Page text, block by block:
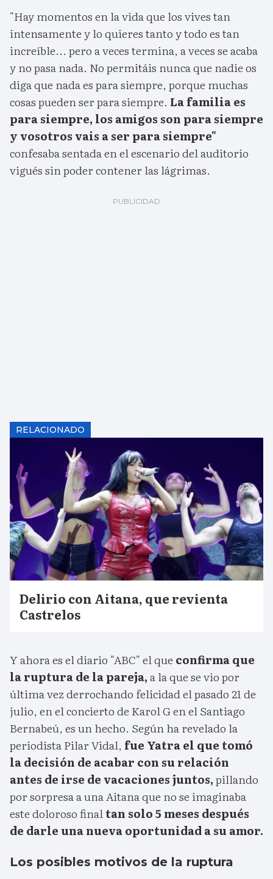
"Hay momentos en la vida que los vives tan
intensamente y lo quieres tanto y todo es tan
increíble... pero a veces termina, a veces se acaba
y no pasa nada. No permitáis nunca que nadie os
diga que nada es para siempre, porque muchas
cosas pueden ser para siempre. La familia es
para siempre, los amigos son para siempre
y vosotros vais a ser para siempre"
confesaba sentada en el escenario del auditorio
vigués sin poder contener las lágrimas.
RELACIONADO
Delirio con Aitana, que revienta
Castrelos
Y ahora es el diario "ABC" el que confirma que
la ruptura de la pareja,a la que se vio por
última vez derrochando felicidad el pasado 21 de
julio, en el concierto de Karol G en el Santiago
Bernabeú, es un hecho. Según ha revelado la
periodista Pilar Vidal, fue Yatra el que tomó
la decisión de acabar con su relación
antes de irse de vacaciones juntos,pillando
por sorpresa a una Aitana que no se imaginaba
este doloroso finaltan solo 5 meses después
de darle una nueva oportunidad a su amor.
Los posibles motivos de la ruptura